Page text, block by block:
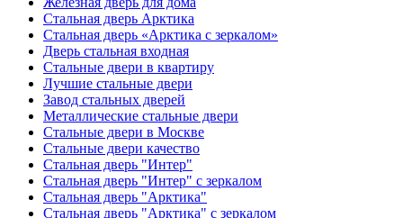
Стальная дверь Арктика
Стальная дверь «Арктика с зеркалом»
Дверь стальная входная
Стальные двери в квартиру
Лучшие стальные двери
Завод стальных дверей
Металлические стальные двери
Стальные двери в Москве
Стальные двери качество
Стальная дверь "Интер"
Стальная дверь "Интер" с зеркалом
Стальная дверь "Арктика"
Стальная дверь "Арктика" с зеркалом